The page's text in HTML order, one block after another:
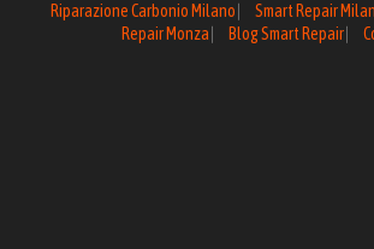
Riparazione Carbonio Milano
Smart Repair
Repair Monza
Blog Smart Repair